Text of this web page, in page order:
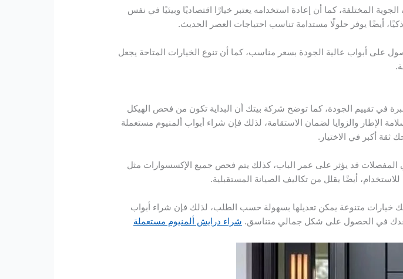
المختلفة، كما أن إعادة استخدامه يعتبر خيارًا اقتصاديًا وبيئيًا في نفس
أيضًا يوفر حلولًا مستدامة تناسب احتياجات العصر الحديث.
على أبواب عالية الجودة بسعر مناسب، كما أن تنوع الخيارات المتاحة يجعل
في تقييم الجودة، كما توضح شركة بيتك أن البداية تكون من فحص الهيكل
الإطار والزوايا لضمان الاستقامة، لذلك فإن شراء أبواب ألمنيوم مستعملة
أكبر في الاختيار.
المفصلات قد يؤثر على عمر الباب، كذلك يتم فحص جميع الإكسسوارات مثل
أيضًا يقلل من تكاليف الصيانة المستقبلية.
خيارات متنوعة يمكن تعديلها بسهولة حسب الطلب، لذلك فإن شراء أبواب
في الحصول على شكل جمالي متناسق. شراء درايش ألمنيوم مستعملة